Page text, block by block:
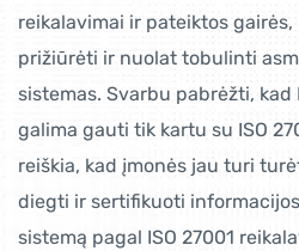
reikalavimai ir pateiktos
prižiūrėti ir nuolat tobulinti
sistemas. Svarbu pabrėžti, kad
galima gauti tik kartu su ISO
reiškia, kad įmonės jau turi
diegti ir sertifikuoti
sistemą pagal ISO 27001